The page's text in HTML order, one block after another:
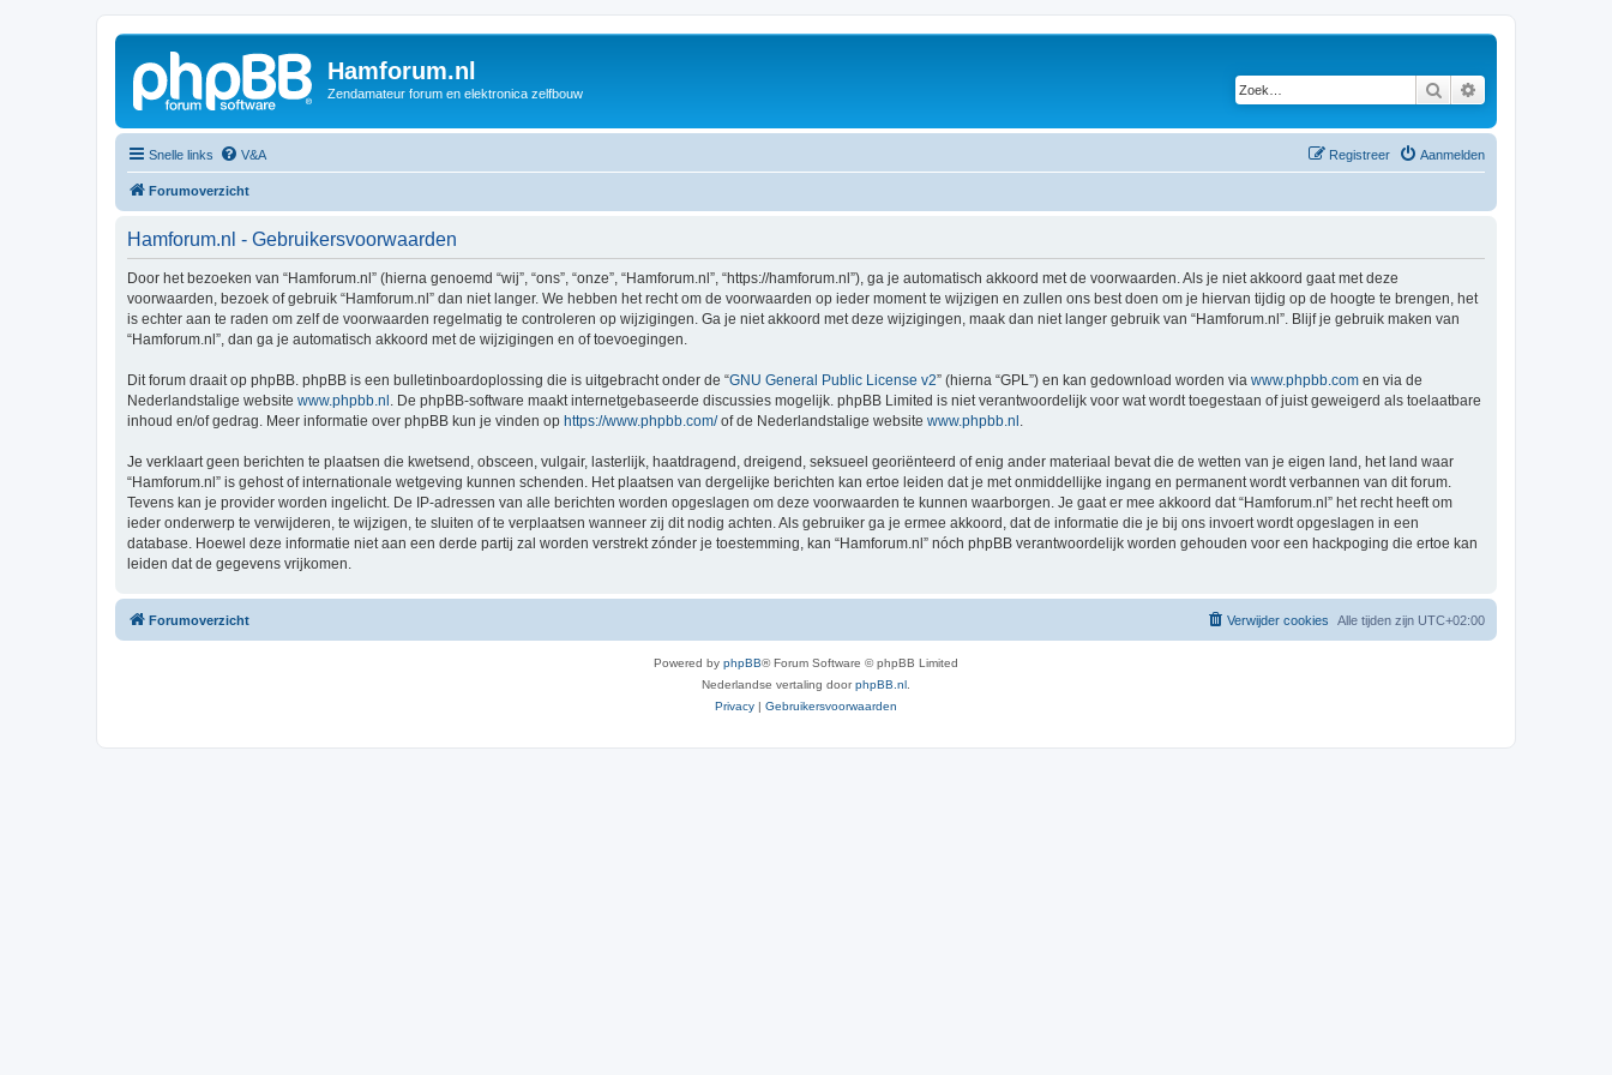
Hamforum.nl
Zendamateur forum en elektronica zelfbouw Zoek
Snelle links V&A Aanmelden
Registreer
Forumoverzicht
Hamforum.nl - Gebruikersvoorwaarden
Door het bezoeken van “Hamforum.nl” (hierna genoemd “wij”, “ons”, “onze”, “Hamforum.nl”, “https://hamforum.nl”), ga je automatisch akkoord met de voorwaarden. Als je niet akkoord gaat met deze
voorwaarden, bezoek of gebruik “Hamforum.nl” dan niet langer. We hebben het recht om de voorwaarden op ieder moment te wijzigen en zullen ons best doen om je hiervan tijdig op de hoogte te brengen, het
is echter aan te raden om zelf de voorwaarden regelmatig te controleren op wijzigingen. Ga je niet akkoord met deze wijzigingen, maak dan niet langer gebruik van “Hamforum.nl”. Blijf je gebruik maken van
“Hamforum.nl”, dan ga je automatisch akkoord met de wijzigingen en of toevoegingen.
Dit forum draait op phpBB. phpBB is een bulletinboardoplossing die is uitgebracht onder de “GNU General Public License v2” (hierna “GPL”) en kan gedownload worden via www.phpbb.com en via de
Nederlandstalige website www.phpbb.nl . De phpBB-software maakt internetgebaseerde discussies mogelijk. phpBB Limited is niet verantwoordelijk voor wat wordt toegestaan of juist geweigerd als toelaatbare
inhoud en/of gedrag. Meer informatie over phpBB kun je vinden op https://www.phpbb.com/of de Nederlandstalige website www.phpbb.nl
Je verklaart geen berichten te plaatsen die kwetsend, obsceen, vulgair, lasterlijk, haatdragend, dreigend, seksueel georiënteerd of enig ander materiaal bevat die de wetten van je eigen land, het land waar
“Hamforum.nl” is gehost of internationale wetgeving kunnen schenden. Het plaatsen van dergelijke berichten kan ertoe leiden dat je met onmiddellijke ingang en permanent wordt verbannen van dit forum.
Tevens kan je provider worden ingelicht. De IP-adressen van alle berichten worden opgeslagen om deze voorwaarden te kunnen waarborgen. Je gaat er mee akkoord dat “Hamforum.nl” het recht heeft om
ieder onderwerp te verwijderen, te wijzigen, te sluiten of te verplaatsen wanneer zij dit nodig achten. Als gebruiker ga je ermee akkoord, dat de informatie die je bij ons invoert wordt opgeslagen in een
database. Hoewel deze informatie niet aan een derde partij zal worden verstrekt zónder je toestemming, kan “Hamforum.nl” nóch phpBB verantwoordelijk worden gehouden voor een hackpoging die ertoe kan
leiden dat de gegevens vrijkomen.
Forumoverzicht Alle tijden zijn UTC+02:00
Verwijder cookies
Powered by phpBB® Forum Software © phpBB Limited
Nederlandse vertaling doorphpBB.nl
Privacy | Gebruikersvoorwaarden